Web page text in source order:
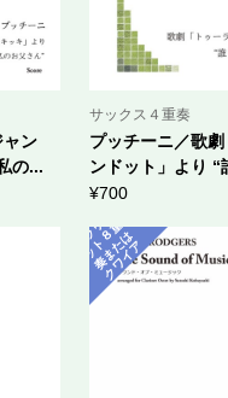
ャン
の...
サックス４重奏
プッチーニ／歌
ンドット」より “
¥700
ク
ラ
リ
ネ
ッ
ト
８
重
奏
ま
た
は
ク
ワ
イ
ア
ー